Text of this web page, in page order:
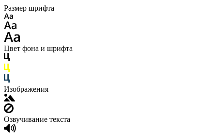
Размер шрифта
Цвет фона и шрифта
Изображения
Озвучивание текста